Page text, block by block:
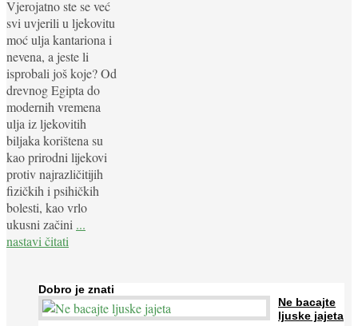
Vjerojatno ste se već
svi uvjerili u ljekovitu
moć ulja kantariona i
nevena, a jeste li
isprobali još koje? Od
drevnog Egipta do
modernih vremena
ulja iz ljekovitih
biljaka korištena su
kao prirodni lijekovi
protiv najrazličitijih
fizičkih i psihičkih
bolesti, kao vrlo
ukusni začini ...
nastavi čitati
Dobro je znati
Ne bacajte
ljuske jajeta